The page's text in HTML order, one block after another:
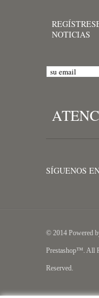
NOTICIAS
SÍGUENOS
© 2014 Powered
Prestashop™. All
Reserved.